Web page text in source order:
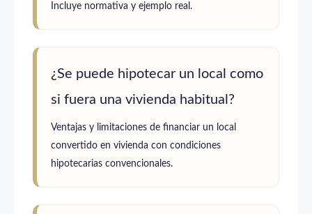
Incluye normativa y ejemplo real.
¿Se puede hipotecar un local como
si fuera una vivienda habitual?
Ventajas y limitaciones de financiar un local
convertido en vivienda con condiciones
hipotecarias convencionales.